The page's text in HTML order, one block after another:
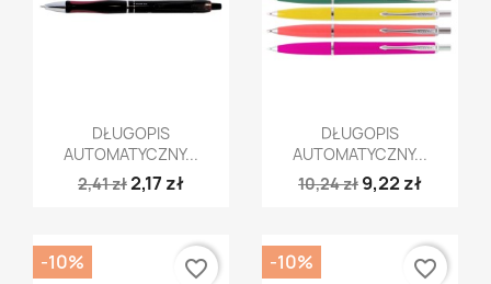
Szybki podgląd
DŁUGOPIS
AUTOMATYCZNY...
2,41 zł2,17 zł
Szybki podgląd
DŁUGOPIS
AUTOMATYCZNY...
10,24 zł 9,22 zł
-10% favorite_border -10% favorite_border